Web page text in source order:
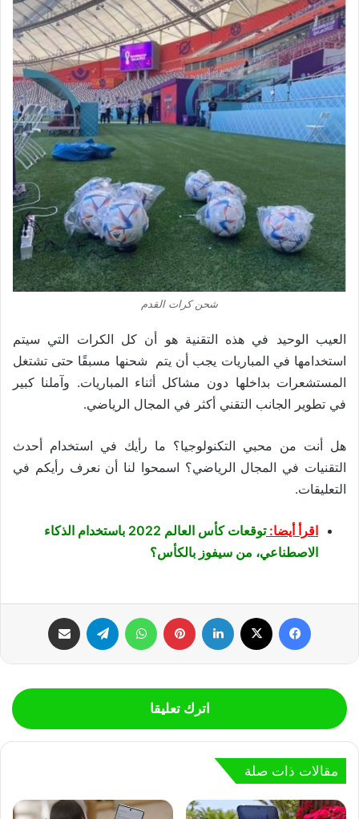
شحن كرات القدم
العيب الوحيد في هذه التقنية هو أن كل الكرات التي سيتم
استخدامها في المباريات يجب أن يتم شحنها مسبقًا حتى تشتغل
المستشعرات بداخلها دون مشاكل أثناء المباريات. وآملنا كبير
في تطوير الجانب التقني أكثر في المجال الرياضي.
هل أنت من محبي التكنولوجيا؟ ما رأيك في استخدام أحدث
التقنيات في المجال الرياضي؟ اسمحوا لنا أن نعرف رأيكم في
التعليقات.
اقرأ أيضا:
توقعات كأس العالم 2022 باستخدام الذكاء
الاصطناعي، من سيفوز بالكأس؟
اترك تعليقا
مقالات ذات صلة